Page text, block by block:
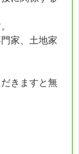
家、土地家
きますと無